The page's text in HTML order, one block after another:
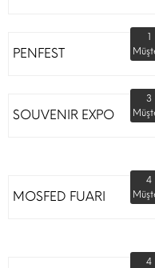
PENFEST
1
SOUVENIR EXPO
3
MOSFED FUARI
4
4